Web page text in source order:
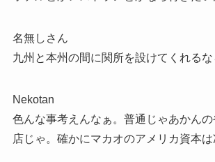
名無しさん
九州と本州の間に関所を設けてくれるな
Nekotan
色んな事考えんなぁ。普通じゃあかん
店じゃ。確かにマカオのアメリカ資本は